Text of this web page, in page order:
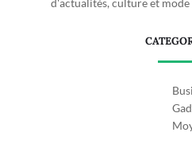
d'actualités, culture et mode